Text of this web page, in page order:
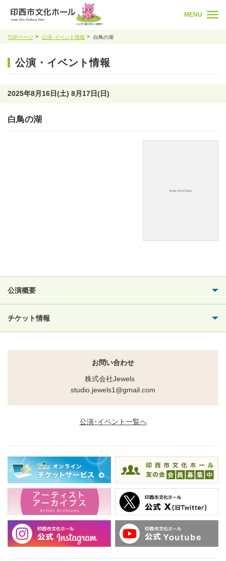
MENU
TOPページ 公演･イベント情報 白鳥の湖
公演・イベント情報
2025年8月16日(土) 8月17日(日)
白鳥の湖
公演概要
チケット情報
お問い合わせ
株式会社Jewels
studio.jewels1@gmail.com
公演･イベント一覧へ